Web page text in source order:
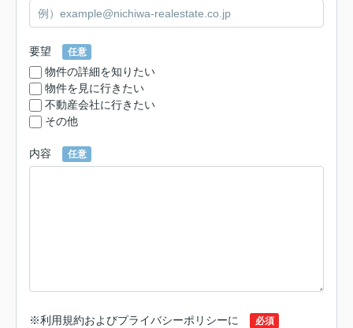
要望 任意
物件の詳細を知りたい
物件を見に行きたい
不動産会社に行きたい
その他
内容 任意
※利用規約およびプライバシーポリシーに 必須